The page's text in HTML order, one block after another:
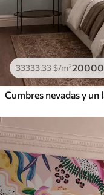
33333.33$/m²20000